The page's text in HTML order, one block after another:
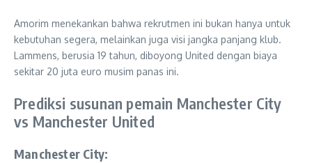
Amorim menekankan bahwa rekrutmen ini bukan hanya untuk
kebutuhan segera, melainkan juga visi jangka panjang klub.
Lammens, berusia 19 tahun, diboyong United dengan biaya
sekitar 20 juta euro musim panas ini.
Prediksi susunan pemain Manchester City
vs Manchester United
Manchester City: